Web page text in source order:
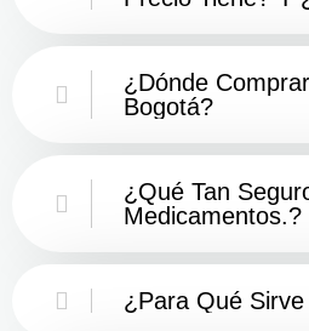
¿Dónde
Bogotá?
¿Qué Tan
Medicamentos.?
¿Para Qué